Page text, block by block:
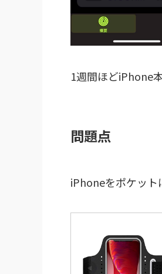
1週間ほどiPhone
問題点
iPhoneをポケット